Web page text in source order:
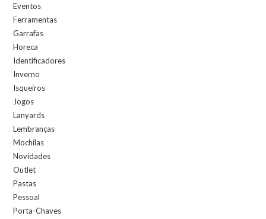
Eventos
Ferramentas
Garrafas
Horeca
Identificadores
Inverno
Isqueiros
Jogos
Lanyards
Lembranças
Mochilas
Novidades
Outlet
Pastas
Pessoal
Porta-Chaves